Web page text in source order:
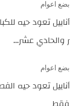
اعوام
تعود حيه
والحادي عشر...
اعوام
تعود حيه